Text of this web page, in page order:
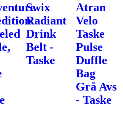
Swix
Radiant
Drink
Belt -
Taske
Atran
Velo
Taske
Pulse
Duffle
Bag
Grå Avs
- Taske